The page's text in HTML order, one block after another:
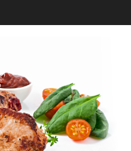
на дієті.